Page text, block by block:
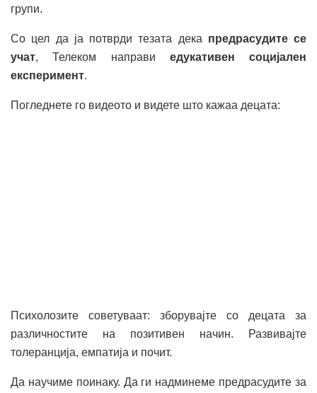
групи.
Со цел да ја потврди тезата дека предрасудите се
учат, Телеком направи едукативен социјален
експеримент.
Погледнете го видеото и видете што кажаа децата:
Психолозите советуваат: зборувајте со децата за
различностите на позитивен начин. Развивајте
толеранција, емпатија и почит.
Да научиме поинаку. Да ги надминеме предрасудите за